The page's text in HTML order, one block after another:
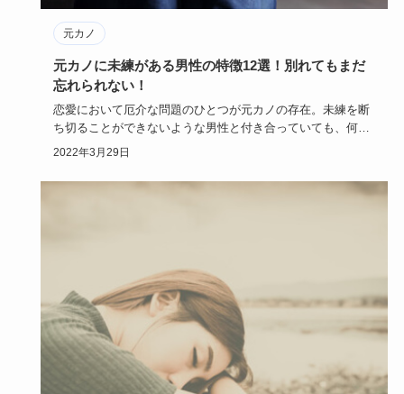
元カノ
元カノに未練がある男性の特徴12選！別れてもまだ
忘れられない！
恋愛において厄介な問題のひとつが元カノの存在。未練を断
ち切ることができないような男性と付き合っていても、何だ
か不安で楽しく…
2022年3月29日